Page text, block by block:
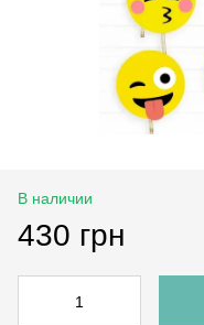
В наличии
430 грн